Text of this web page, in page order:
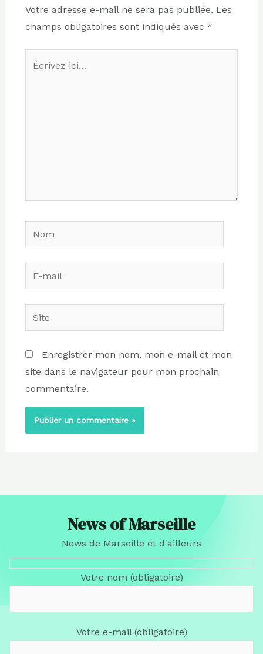
Votre adresse e-mail ne sera pas publiée. Les
champs obligatoires sont indiqués avec *
mail
Site
Enregistrer mon nom, mon e-mail et mon
site dans le navigateur pour mon prochain
commentaire.
News of Marseille
News de Marseille et d'ailleurs
Votre nom (obligatoire)
Votre e-mail (obligatoire)